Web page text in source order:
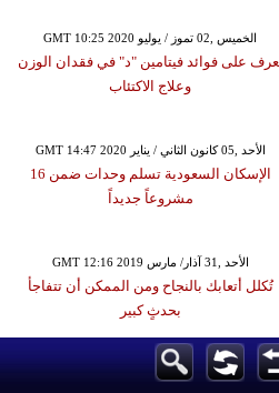
GMT 10:25 2020 الخميس ,02 تموز / يوليو
على فوائد فيتامين "د" في فقدان الوزن
وعلاج الاكتئاب
GMT 14:47 2020 الأحد ,05 كانون الثاني / يناير
الإسكان السعودية تسلم وحدات ضمن 16
مشروعاً جديداً
GMT 12:16 2019 الأحد ,31 آذار/ مارس
تُكلل أتعابك بالنجاح ومن الممكن أن تتفاجأ
بحدثٍ كبير
GMT 19:56 2019 الثلاثاء ,12 آذار/ مارس